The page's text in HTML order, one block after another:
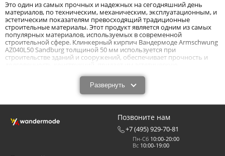
Это один из самых прочных и надежных на сегодняшний день
материалов, по техническим, механическим, эксплуатационным, и
эстетическим показателям превосходящий традиционные
строительные материалы. Этот продукт является одним из самых
популярных материалов, используемых в современной
строительной сфере. Клинкерный кирпич Вандермоде Armschwung
AZ040L50 Sandburg толщиной 50 мм используется при
строительстве зданий и сооружений, обеспечивает прочность и
Клинкерный коричневый рядовой кирпич
Wandermode Armschwung AZ040L50 Sandburg
технические характеристики.
Клинкерный коричневый рядовой кирпич Wandermode
Armschwung AZ040L50 Sandburg размером 440x52x50 мм выполняет
конструктивную и декоративную функцию. Высокие показатели
Развернуть
Позвоните нам
+7 (495) 929-70-81
Пн-Сб 10:00-20:00
Вс 10:00-19:00